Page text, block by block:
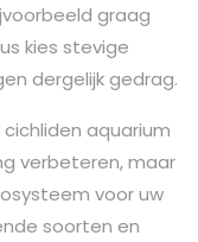
graag
kies stevige
dergelijk gedrag.
aquarium
verbeteren, maar
voor uw
soorten en